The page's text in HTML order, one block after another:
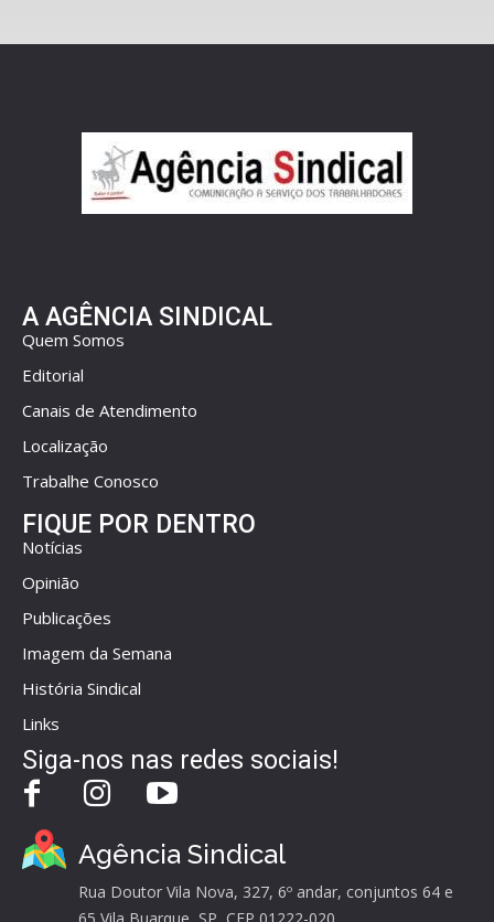
A AGÊNCIA SINDICAL
Quem Somos
Editorial
Canais de Atendimento
Localização
Trabalhe Conosco
FIQUE POR DENTRO
Notícias
Opinião
Publicações
Imagem da Semana
História Sindical
Links
Siga-nos nas redes sociais!
Agência Sindical
Rua Doutor Vila Nova, 327, 6º andar, conjuntos 64 e